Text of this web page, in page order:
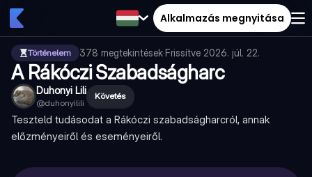
Alkalmazás megnyitása
Történelem 378 megtekintések·Frissítve 2026. júl. 22.
A Rákóczi Szabadságharc
Duhonyi Lili
@duhonyilili
Követés
Teszteld tudásodat a Rákóczi szabadságharcról, annak
előzményeiről és eseményeiről.